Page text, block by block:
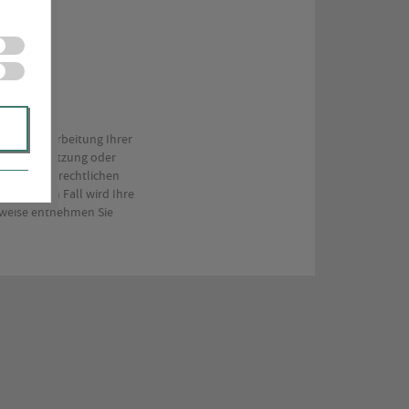
zur Bearbeitung Ihrer
Nutzung oder
steuerrechtlichen
in diesem Fall wird Ihre
entnehmen Sie